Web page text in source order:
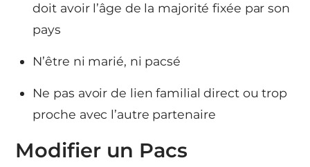
doit avoir l’âge de la majorité fixée par son
pays
N’être ni marié, ni pacsé
Ne pas avoir de lien familial direct ou trop
proche avec l’autre partenaire
Modifier un Pacs